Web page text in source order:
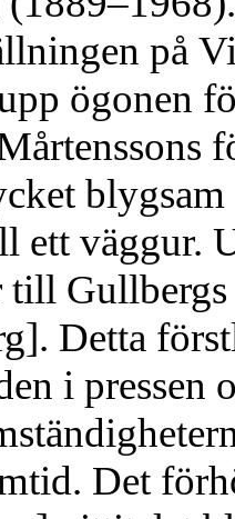
på
ögonen
ett väggur.
till
Detta
i pressen
Det